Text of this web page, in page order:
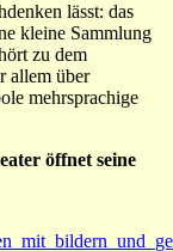
lässt: das
kleine Sammlung
zu dem
allem über
mehrsprachige
öffnet seine